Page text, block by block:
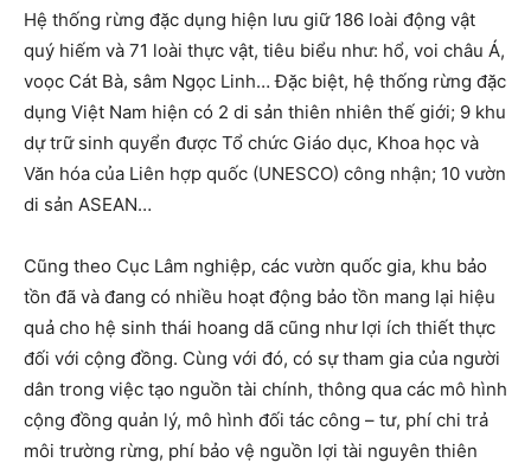
Hệ thống rừng đặc dụng hiện lưu giữ 186 loài động vật
quý hiếm và 71 loài thực vật, tiêu biểu như: hổ, voi châu Á,
voọc Cát Bà, sâm Ngọc Linh… Đặc biệt, hệ thống rừng đặc
dụng Việt Nam hiện có 2 di sản thiên nhiên thế giới; 9 khu
dự trữ sinh quyển được Tổ chức Giáo dục, Khoa học và
Văn hóa của Liên hợp quốc (UNESCO) công nhận; 10 vườn
di sản ASEAN…
Cũng theo Cục Lâm nghiệp, các vườn quốc gia, khu bảo
tồn đã và đang có nhiều hoạt động bảo tồn mang lại hiệu
quả cho hệ sinh thái hoang dã cũng như lợi ích thiết thực
đối với cộng đồng. Cùng với đó, có sự tham gia của người
dân trong việc tạo nguồn tài chính, thông qua các mô hình
cộng đồng quản lý, mô hình đối tác công – tư, phí chi trả
môi trường rừng, phí bảo vệ nguồn lợi tài nguyên thiên